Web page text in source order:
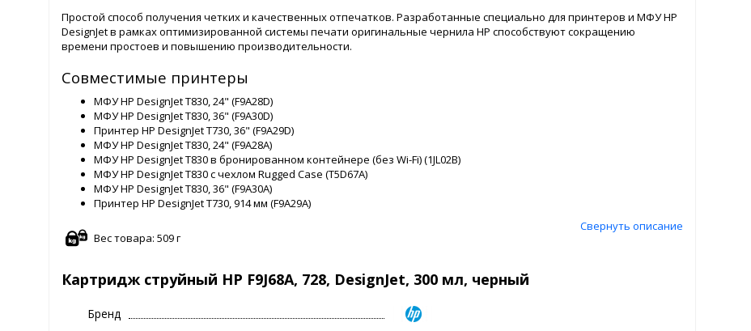
Простой способ получения четких и качественных отпечатков. Разработанные специально для принтеров и МФУ HP
DesignJet в рамках оптимизированной системы печати оригинальные чернила HP способствуют сокращению
времени простоев и повышению производительности.
Совместимые принтеры
МФУ HP DesignJet T830, 24" (F9A28D)
МФУ HP DesignJet T830, 36" (F9A30D)
Принтер HP DesignJet T730, 36" (F9A29D)
МФУ HP DesignJet T830, 24" (F9A28A)
МФУ HP DesignJet T830 в бронированном контейнере (без Wi-Fi) (1JL02B)
МФУ HP DesignJet T830 с чехлом Rugged Case (T5D67A)
МФУ HP DesignJet T830, 36" (F9A30A)
Принтер HP DesignJet T730, 914 мм (F9A29A)
Свернуть описание
Вес товара: 509 г
Картридж струйный HP F9J68A, 728, DesignJet, 300 мл, черный
Бренд